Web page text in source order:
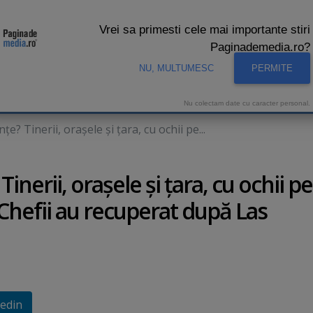
Tinerii, oraşele şi ţara, cu ochii pe...
oraşele şi ţara, cu ochii pe
au recuperat după Las
Vrei sa primesti cele mai importante stiri
Paginademedia.ro?
NU, MULTUMESC PERMITE
Nu colectam date cu caracter personal.